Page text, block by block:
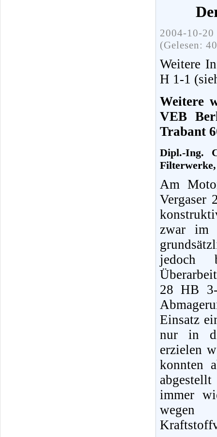
2004-10-
(Gelesen:
Weitere
H 1-1
Weitere
VEB
Trabant
Dipl.-Ing.
Am
Vergaser
zwar im
jedoch
28 HB
Einsatz
nur in
erzielen
konnten
immer
wegen